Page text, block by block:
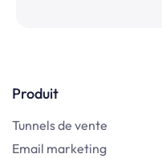
Produit
Tunnels de vente
Email marketing